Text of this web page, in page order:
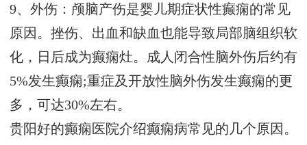
9、外伤：颅脑产伤是婴儿期症状性癫痫的常见
原因。挫伤、出血和缺血也能导致局部脑组织软
化，日后成为癫痫灶。成人闭合性脑外伤后约有
5%发生癫痫;重症及开放性脑外伤发生癫痫的更
多，可达30%左右。
贵阳好的癫痫医院介绍癫痫病常见的几个原因。